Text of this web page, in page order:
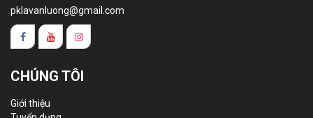
pklavanluong@gmail.com
CHÚNG TÔI
Giới thiệu